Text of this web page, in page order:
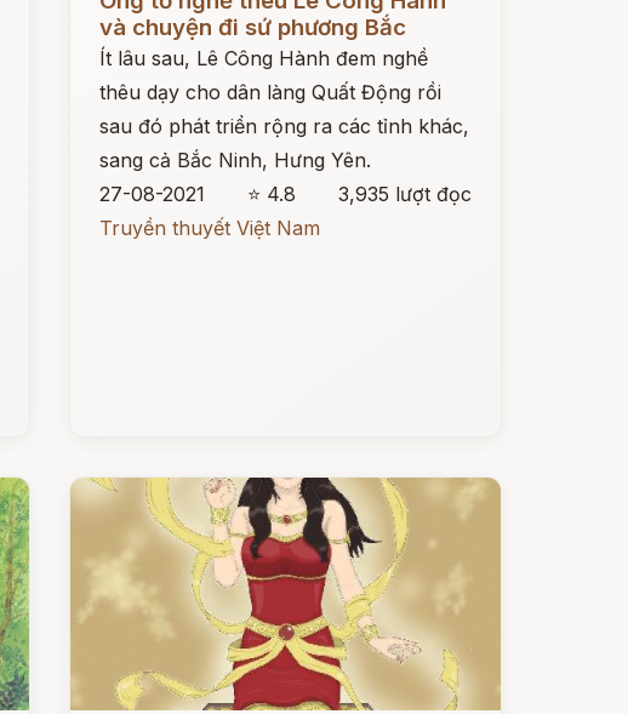
và chuyện đi sứ phương Bắc
Ít lâu sau, Lê Công Hành đem nghề
thêu dạy cho dân làng Quất Động rồi
sau đó phát triển rộng ra các tỉnh khác,
sang cả Bắc Ninh, Hưng Yên.
27-08-2021
⭐ 4.8
3,935 lượt đọc
Truyền thuyết Việt Nam